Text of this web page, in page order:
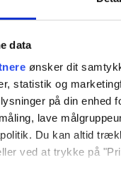
data
ønsker dit
statistik og
på din enhed
lave
Du kan altid
ved at trykke på
altan eller
14